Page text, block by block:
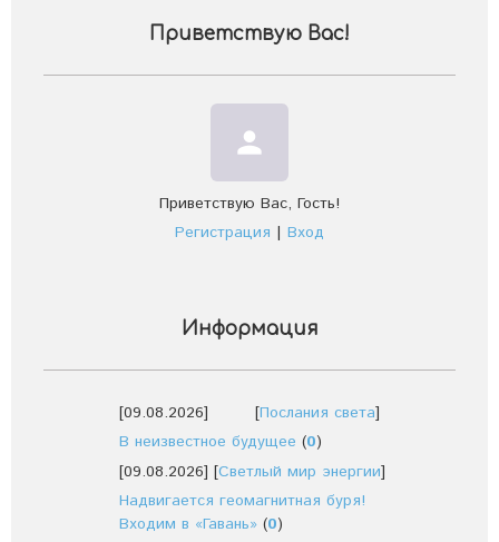
Приветствую Вас!
person
Приветствую Вас, Гость!
Регистрация | Вход
Информация
[09.08.2026] [Послания света]
В неизвестное будущее (0)
[09.08.2026] [Светлый мир энергии]
Надвигается геомагнитная буря!
Входим в «Гавань» (0)